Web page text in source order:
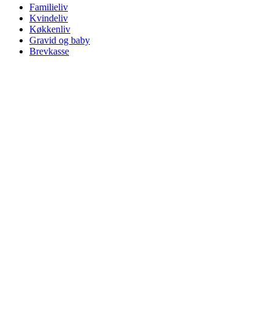
Familieliv
Kvindeliv
Køkkenliv
Gravid og baby
Brevkasse